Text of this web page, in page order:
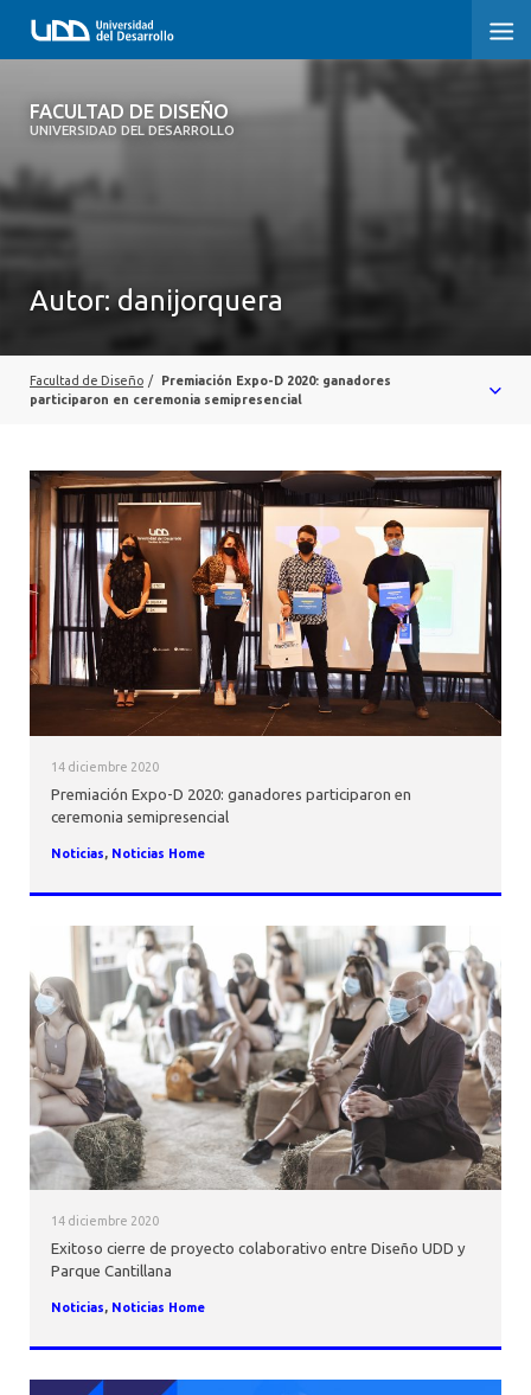
FACULTAD DE DISEÑO
UNIVERSIDAD DEL DESARROLLO
FACULTAD DE DISEÑO
INICIO
INVESTIGACIÓN
ALUMNI
AGENDA
Autor:danijorquera
Facultad de Diseño /
Premiación Expo-D 2020: ganadores
participaron en ceremonia semipresencial
14 diciembre 2020
Premiación Expo-D 2020: ganadores participaron en
ceremonia semipresencial
Noticias, Noticias Home
14 diciembre 2020
Exitoso cierre de proyecto colaborativo entre Diseño UDD y
Parque Cantillana
Noticias, Noticias Home